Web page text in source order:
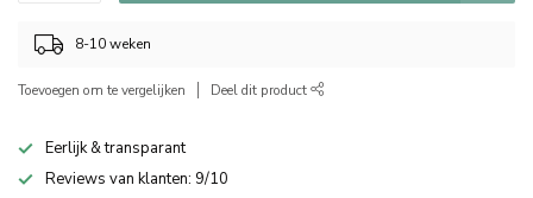
8-10 weken
Toevoegen om te vergelijken Deel dit product
Eerlijk & transparant
Reviews van klanten: 9/10